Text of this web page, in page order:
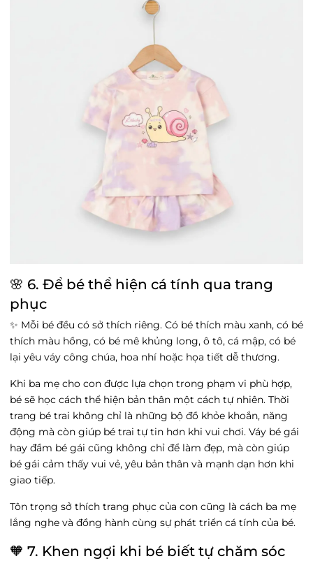
🌸 6. Để bé thể hiện cá tính qua trang
phục
✨ Mỗi bé đều có sở thích riêng. Có bé thích màu xanh, có bé
thích màu hồng, có bé mê khủng long, ô tô, cá mập, có bé
lại yêu váy công chúa, hoa nhí hoặc họa tiết dễ thương.
Khi ba mẹ cho con được lựa chọn trong phạm vi phù hợp,
bé sẽ học cách thể hiện bản thân một cách tự nhiên. Thời
trang bé trai không chỉ là những bộ đồ khỏe khoắn, năng
động mà còn giúp bé trai tự tin hơn khi vui chơi. Váy bé gái
hay đầm bé gái cũng không chỉ để làm đẹp, mà còn giúp
bé gái cảm thấy vui vẻ, yêu bản thân và mạnh dạn hơn khi
giao tiếp.
Tôn trọng sở thích trang phục của con cũng là cách ba mẹ
lắng nghe và đồng hành cùng sự phát triển cá tính của bé.
🧡 7. Khen ngợi khi bé biết tự chăm sóc